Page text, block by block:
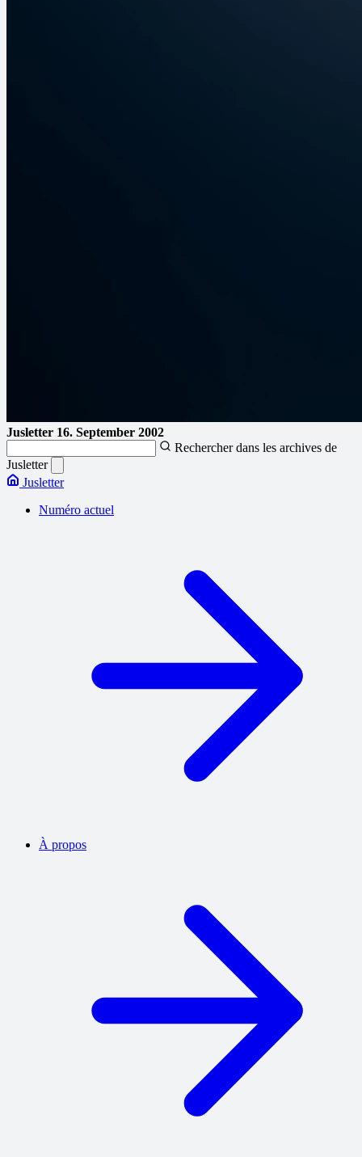
Jusletter 16. September 2002
Rechercher dans les archives de
Jusletter
Jusletter
Numéro actuel
À propos